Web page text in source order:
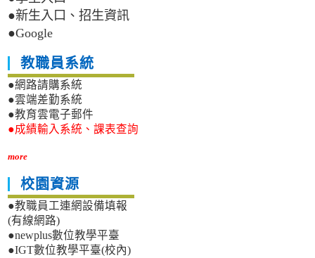
●新生入口、招生資訊
●Google
教職員系統
●網路請購系統
●雲端差勤系統
●教育雲電子郵件
●成績輸入系統、課表查詢
more
校園資源
●教職員工連網設備填報
(有線網路)
●newplus數位教學平臺
●IGT數位教學平臺(校內)